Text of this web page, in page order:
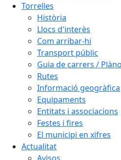
Torrelles
Història
Llocs d'interès
Com arribar-hi
Transport públic
Guia de carrers /
Rutes
Informació geogràfica
Equipaments
Entitats i associacions
Festes i fires
El municipi en xifres
Actualitat